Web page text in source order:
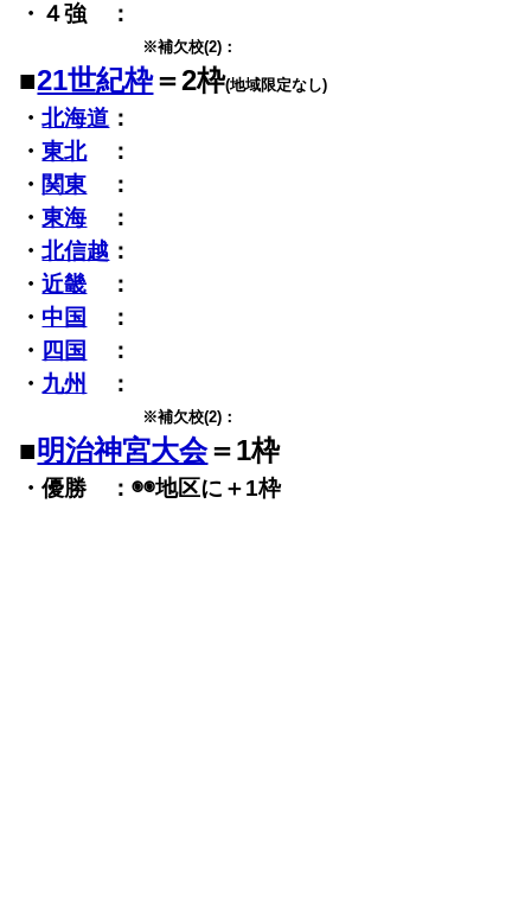
・４強 ：
※補欠校(2)：
■21世紀枠＝2枠(地域限定なし)
・北海道 ：
・東北：
・ 関東 ：
・東海 ：
・北信越 ：
・近畿 ：
・ 中国
：
・ 四国
：
・ 九州 ：
※補欠校(2)：
■明治神宮大会＝1枠
・優勝 ：◉◉地区に＋1枠